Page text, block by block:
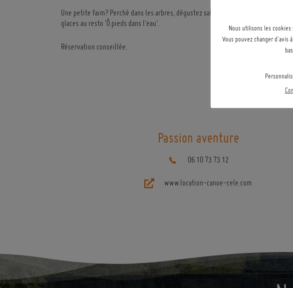
Une petite faim? Perché dans les arbres, dégustez salades et assiettes
glaces au resto ‘Ô pieds dans l’eau’.
Réservation conseillée.
Passion aventure
06 10 73 73 12
www.location-canoe-cele.com
Nous utilisons les
Vous pouvez changer d'avis